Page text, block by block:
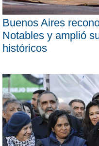
Buenos Aires
Notables y amplió
históricos